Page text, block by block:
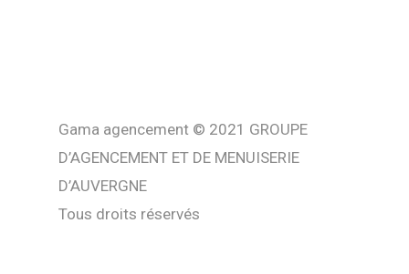
Gama agencement © 2021 GROUPE
D’AGENCEMENT ET DE MENUISERIE
D’AUVERGNE
Tous droits réservés